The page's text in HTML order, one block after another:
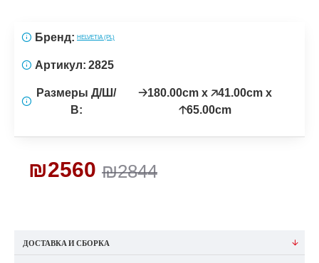
₪2844
₪2560
Бренд: HELVETIA (PL)
Артикул: 2825
Размеры Д/Ш/
В:
🡢180.00cm x 🡥41.00cm x
🡡65.00cm
ДОСТАВКА И СБОРКА